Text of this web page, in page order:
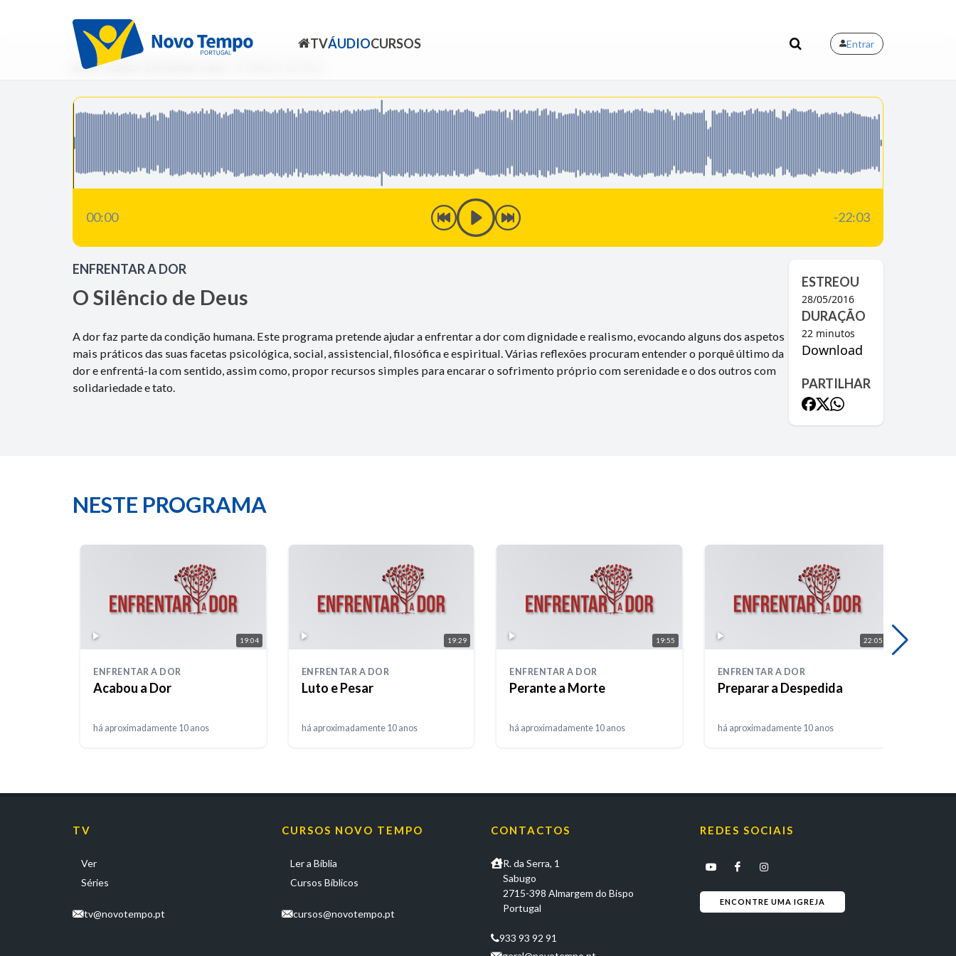
TVÁUDIOCURSOS Entrar
Início Rádio
00:00 -22:03
ENFRENTAR A DOR
O Silêncio de Deus
A dor faz parte da condição humana. Este programa pretende ajudar a enfrentar a dor com dignidade e realismo, evocando alguns dos aspetos
mais práticos das suas facetas psicológica, social, assistencial, filosófica e espiritual. Várias reflexões procuram entender o porquê último da
dor e enfrentá-la com sentido, assim como, propor recursos simples para encarar o sofrimento próprio com serenidade e o dos outros com
solidariedade e tato.
ESTREOU
28/05/2016
DURAÇÃO
22 minutos
Download
PARTILHAR
NESTE PROGRAMA
19:04
ENFRENTAR A DOR
Acabou a Dor
há aproximadamente 10 anos
19:29
ENFRENTAR A DOR
Luto e Pesar
há aproximadamente 10 anos
19:55
ENFRENTAR A DOR
Perante a Morte
há aproximadamente 10 anos
22:05
ENFRENTAR A DOR
Preparar a Despedida
há aproximadamente 10 anos
TV
Ver
Séries
tv@novotempo.pt
CURSOS NOVO TEMPO
Ler a Bíblia
Cursos Bíblicos
cursos@novotempo.pt
CONTACTOS
R. da Serra, 1
Sabugo
2715-398 Almargem do Bispo
Portugal
933 93 92 91
REDES SOCIAIS
ENCONTRE UMA IGREJA